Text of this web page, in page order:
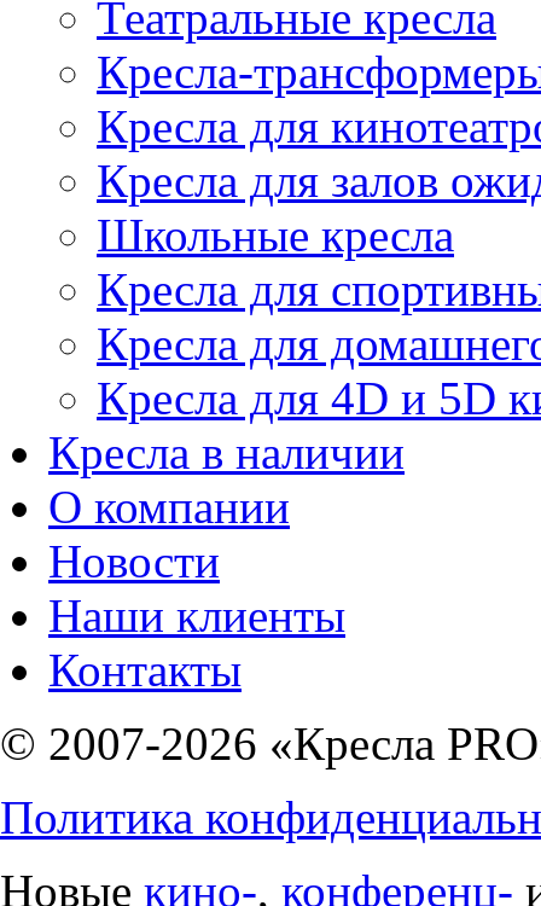
Театральные кресла
Кресла-
Кресла для
Кресла для залов
Школьные кресла
Кресла для
Кресла для
Кресла для 4D и 5D
Кресла в наличии
О компании
Новости
Наши клиенты
Контакты
© 2007-2026 «Кресла
Политика
Новые кино-, конференц-